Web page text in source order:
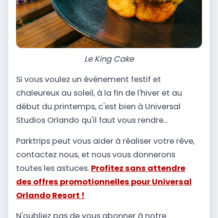
Le King Cake
Si vous voulez un événement festif et
chaleureux au soleil, à la fin de l'hiver et au
début du printemps, c'est bien à Universal
Studios Orlando qu'il faut vous rendre...
Parktrips peut vous aider à réaliser votre rêve,
contactez nous, et nous vous donnerons
toutes les astuces. Profitez sans attendre
des offres promotionnelles pour Universal
Orlando Resort !